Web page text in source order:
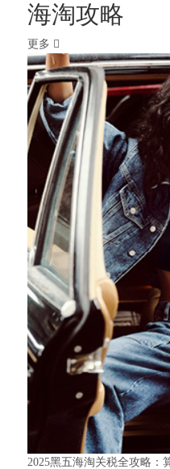
海淘攻略
更多
2025黑五海淘关税全攻略：